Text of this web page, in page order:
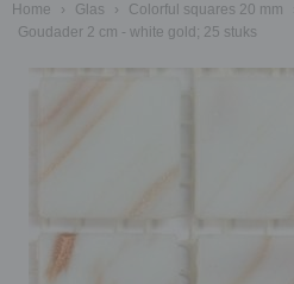
Home › Glas › Colorful squares 20 mm
Goudader 2 cm - white gold; 25 stuks